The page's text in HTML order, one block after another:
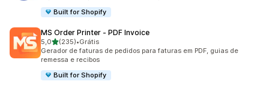
Built for Shopify
MS Order Printer ‑ PDF Invoice
5,0de 5 estrelas
(235)
235 avaliações ao todo
•Grátis
Gerador de faturas de pedidos para faturas em PDF, guias de
remessa e recibos
Built for Shopify